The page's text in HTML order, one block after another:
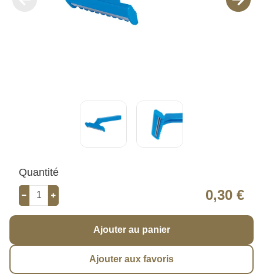
Quantité
0,30 €
Ajouter au panier
Ajouter aux favoris